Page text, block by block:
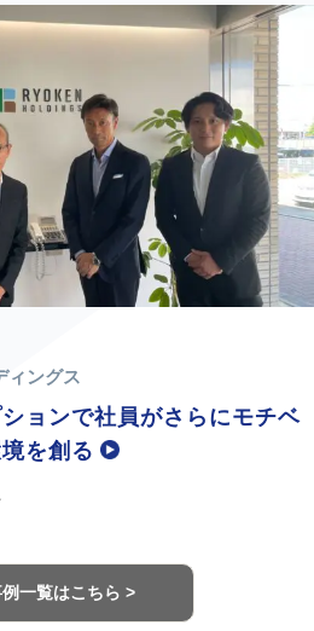
ィングス
ョンで社員がさらにモチベ
を創る
一覧はこちら >